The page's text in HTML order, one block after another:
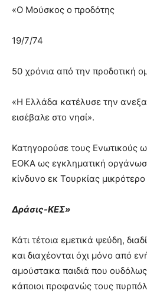
«Ο Μούσκος ο προδότης
19/7/74
50 χρόνια από την προδοτική
«Η Ελλάδα κατέλυσε την
εισέβαλε στο νησί».
Κατηγορούσε τους Ενωτικούς
ΕΟΚΑ ως εγκληματική
κίνδυνο εκ Τουρκίας
Δράσις-ΚΕΣ»
Κάτι τέτοια εμετικά ψεύδη,
και διαχέονται όχι μόνο από
αμούστακα παιδιά που ουδόλως
κάποιοι προφανώς τους